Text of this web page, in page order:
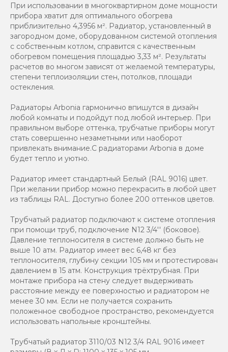
При использовании в многоквартирном доме мощности
прибора хватит для оптимального обогрева
приблизительно 4,3956 м². Радиатор, установленный в
загородном доме, оборудованном системой отопления
с собственным котлом, справится с качественным
обогревом помещения площадью 3,33 м². Результаты
расчетов во многом зависят от желаемой температуры,
степени теплоизоляции стен, потолков, площади
остекления.
Радиаторы Arbonia гармонично впишутся в дизайн
любой комнаты и подойдут под любой интерьер. При
правильном выборе оттенка, трубчатые приборы могут
стать совершенно незаметными или наоборот
привлекать внимание.С радиаторами Аrbonia в доме
будет тепло и уютно.
Радиатор имеет стандартный Белый (RAL 9016) цвет.
При желании прибор можно перекрасить в любой цвет
из таблицы RAL. Доступно более 200 оттенков цветов.
Трубчатый радиатор подключают к системе отопления
при помощи труб, подключение N12 3/4'' (боковое).
Давление теплоносителя в системе должно быть не
выше 10 атм. Радиатор имеет вес 6,48 кг без
теплоносителя, глубину секции 105 мм и протестирован
давлением в 15 атм. Конструкция трёхтрубная. При
монтаже прибора на стену следует выдерживать
расстояние между ее поверхностью и радиатором не
менее 30 мм. Если не получается сохранить
положенное свободное пространство, рекомендуется
использовать напольные кронштейны.
Трубчатый радиатор 3110/03 N12 3/4 RAL 9016 имеет